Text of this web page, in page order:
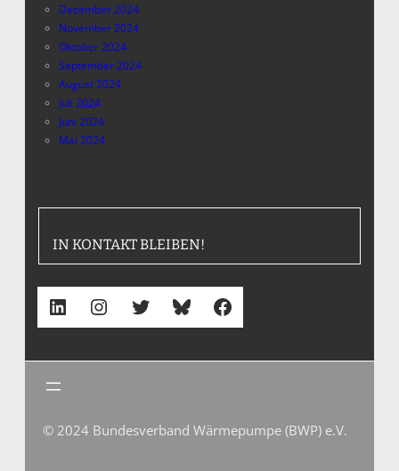
Dezember 2024
November 2024
Oktober 2024
September 2024
August 2024
Juli 2024
Juni 2024
Mai 2024
IN KONTAKT BLEIBEN!
LinkedIn Instagram Twitter Bluesky Facebook
© 2024 Bundesverband Wärmepumpe (BWP) e.V.